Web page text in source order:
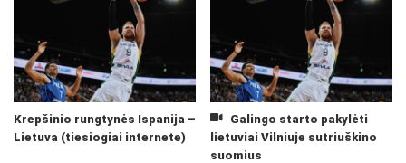
Krepšinio rungtynės Ispanija –
Lietuva (tiesiogiai internete)
Galingo starto pakylėti
lietuviai Vilniuje sutriuškino
suomius